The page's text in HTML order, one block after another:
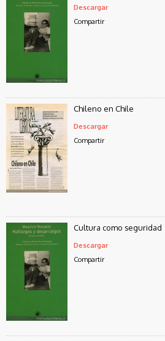
Descargar
Compartir
Chileno en Chile
Descargar
Compartir
Cultura como seguridad
Descargar
Compartir